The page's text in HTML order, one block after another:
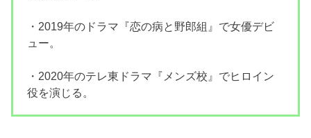
・2019年のドラマ『恋の病と野郎組』で女優デビ
ュー。
・2020年のテレ東ドラマ『メンズ校』でヒロイン
役を演じる。